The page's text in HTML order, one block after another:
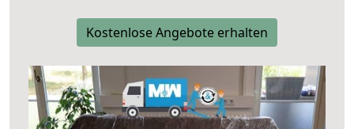
Kostenlose Angebote erhalten